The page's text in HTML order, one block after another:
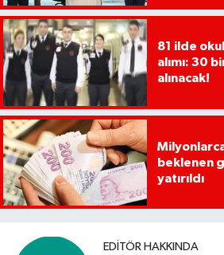
81 ilde
alımı: 30
alınacak!
beklenen
yatırıldı
EDITÖR HAKKINDA